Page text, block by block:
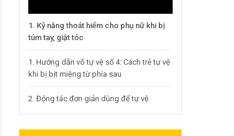
1. Kỹ năng thoát hiểm cho phụ nữ khi bị
túm tay, giật tóc
1. Hướng dẫn võ tự vệ số 4: Cách trẻ tự vệ
khi bị bịt miệng từ phía sau
2. Động tác đơn giản dùng để tự vệ